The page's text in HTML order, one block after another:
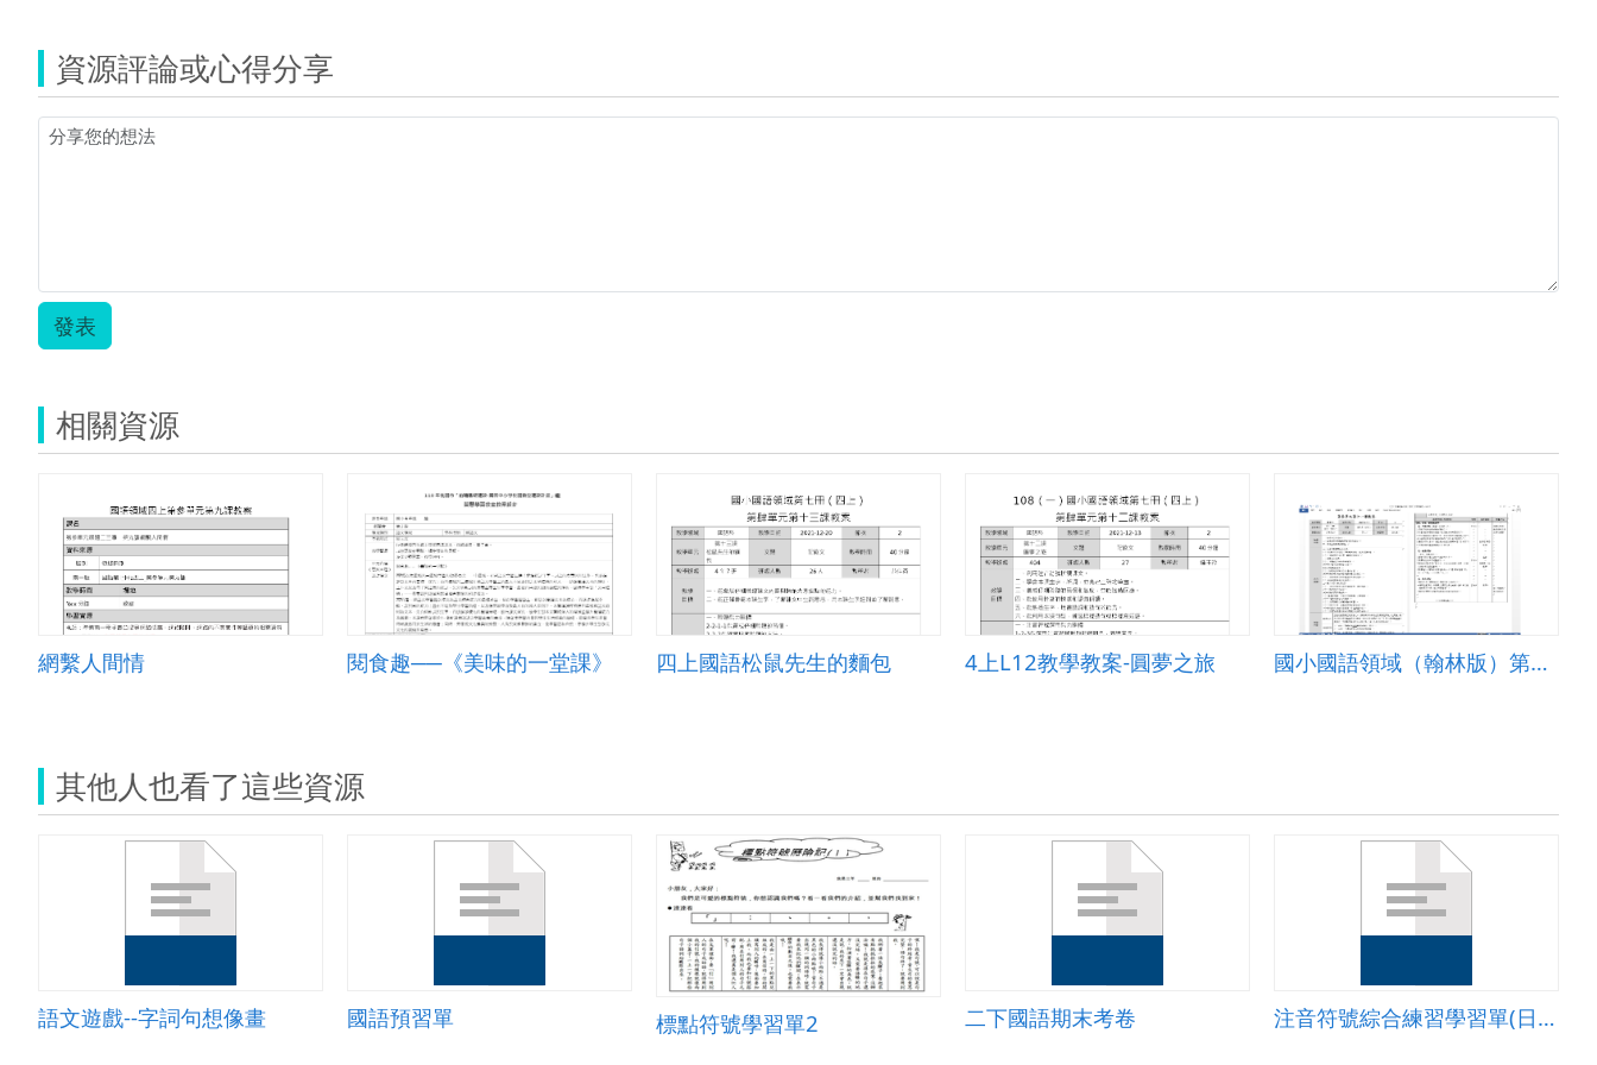
預
單.zip
資源評論或心得分享
發表
相關資源
網繫人間情 閱食趣──《美味的一堂課》 四上國語松鼠先生的麵包 4上L12教學教案-圓夢之旅 國小國語領域（翰林版）第七冊（四上） 第參單元第十一課 澎湖，我來了
其他人也看了這些資源
語文遊戲--字詞句想像畫 國語預習單 標點符號學習單2 二下國語期末考卷 注音符號綜合練習學習單(日常用品)